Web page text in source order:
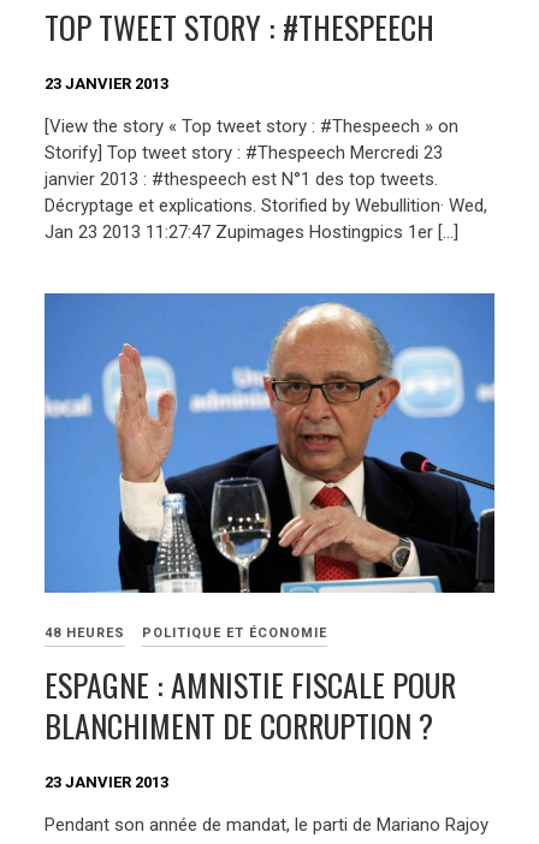
TOP TWEET STORY : #THESPEECH
23 JANVIER 2013
[View the story « Top tweet story : #Thespeech » on
Storify] Top tweet story : #Thespeech Mercredi 23
janvier 2013 : #thespeech est N°1 des top tweets.
Décryptage et explications. Storified by Webullition· Wed,
Jan 23 2013 11:27:47 Zupimages Hostingpics 1er […]
48 HEURES POLITIQUE ET ÉCONOMIE
ESPAGNE : AMNISTIE FISCALE POUR
BLANCHIMENT DE CORRUPTION ?
23 JANVIER 2013
Pendant son année de mandat, le parti de Mariano Rajoy